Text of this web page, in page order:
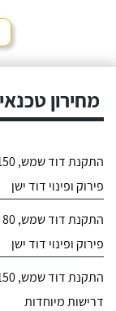
מחירון
פירוק ופינוי דוד ישן
פירוק ופינוי דוד ישן
דרישות מיוחדות